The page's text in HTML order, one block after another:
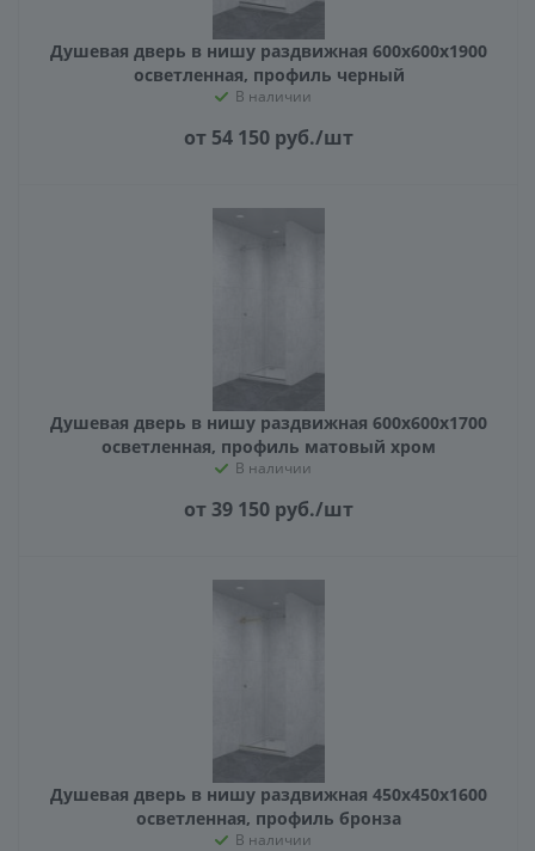
Душевая дверь в нишу раздвижная 600х600х1900
осветленная, профиль черный
В наличии
от 54 150 руб./шт
Душевая дверь в нишу раздвижная 600х600х1700
осветленная, профиль матовый хром
В наличии
от 39 150 руб./шт
Душевая дверь в нишу раздвижная 450х450х1600
осветленная, профиль бронза
В наличии